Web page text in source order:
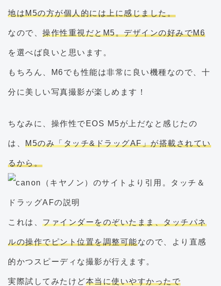
地はM5の方が個人的には上に感じました。
なので、 操作性重視だとM5。デザインの好みでM6
を選べば良いと思います。
もちろん、M6でも性能は非常に良い機種なので、十
分に美しい写真撮影が楽しめます！
ちなみに、操作性でEOS M5が上だなと感じたの
は、 M5のみ「タッチ&ドラッグAF」が搭載されてい
るから。
これは、 ファインダーをのぞいたまま、タッチパネ
ルの操作でピント位置を調整可能なので、より直感
的かつスピーディな撮影が行えます。
実際試してみたけど本当に使いやすかったで